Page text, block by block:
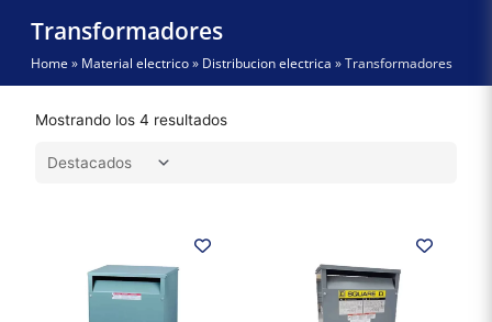
Transformadores
Home » Material electrico » Distribucion electrica »Transformadores
Mostrando los 4 resultados